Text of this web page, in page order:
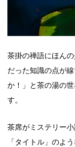
茶掛の禅語にほん
だった知識の点が
か！」と茶の湯の
す。
茶席がミステリー
「タイトル」のよ